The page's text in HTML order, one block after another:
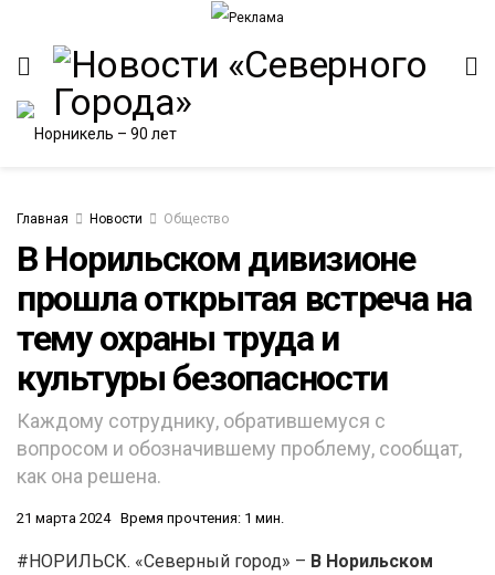
Главная Новости Общество
В Норильском дивизионе
прошла открытая встреча на
тему охраны труда и
культуры безопасности
Каждому сотруднику, обратившемуся с
вопросом и обозначившему проблему, сообщат,
как она решена.
21 марта 2024 Время прочтения: 1 мин.
#НОРИЛЬСК. «Северный город» – В Норильском